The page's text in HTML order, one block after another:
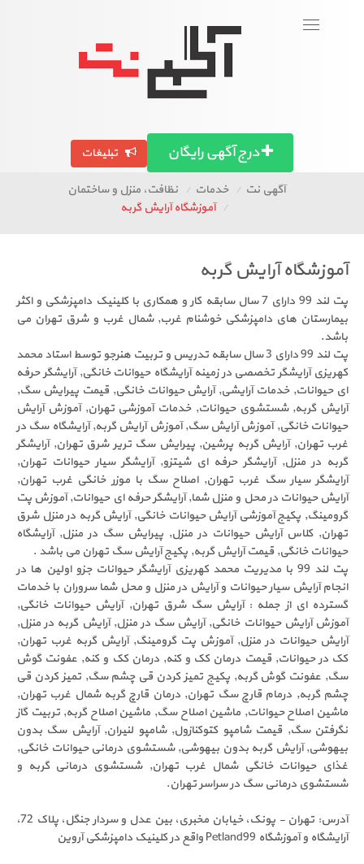
آگهی استان ها
Toggle
درج آگهی رایگان تبلیغات
آگهی نت خدمات
نظافت، منزل و ساختمان
آموزشگاه آرایش گربه
آموزشگاه آرایش گربه
پت لند 99 دارای 7 سال سابقه کار و همکاری با کلینیک دامپزشکی و اکثر
بیمارستان های دامپزشکی خوشنام غرب, شمال غرب و شرق تهران می
باشد.
پت لند 99 دارای 3 سال سابقه تدریس و تربیت هنرجو توسط استاد محمد
کهریزی آرایشگر تخصصی در زمینه آرایشگاه حیوانات خانگی, آرایشگر حرفه
ای حیوانات, خدمات آرایشی, آرایش حیوانات خانگی, قیمت پیرایش سگ,
آرایش گربه, شستشوی حیوانات, خدمات آموزشی تهران, آموزش آرایش
حیوانات خانگی, آموزش آرایش سگ, آموزش آرایش گربه, آرایشگاه سگ در
غرب تهران, آرایش گربه پرشین, پیرایش سگ تریر شرق تهران, آرایشگر
گربه در منزل, آرایشگر حرفه ای شیتزو, آرایشگر سیار حیوانات تهران,
آرایشگر سیار سگ غرب تهران, اصلاح سگ با موزر خانگی غرب تهران,
آرایش حیوانات در محل و منزل شما, آرایشگر حرفه ای حیوانات, آموزش پت
گرومینگ, پکیج آموزشی آرایش حیوانات خانگی, آرایش گربه در منزل شرق
تهران, کلاس آرایش حیوانات در منزل, پیرایش سگ در منزل, آرایشگاه
حیوانات خانگی, قیمت آرایش گربه, پکیج آرایش سگ تهران می باشد .
پت لند 99 با مدیریت محمد کهریزی آرایشگر حیوانات جزو اولین ها در
انجام آرایش سیار حیوانات و آرایش در منزل و محل شما سروران با خدمات
گسترده ای از جمله : آرایش سگ شرق تهران, آرایش حیوانات خانگی,
آموزش آرایش حیوانات خانگی, آرایش سگ در منزل, آرایش گربه در منزل,
آرایش حیوانات در منزل, آموزش پت گرومینگ, آرایش گربه غرب تهران,
کک در حیوانات, قیمت درمان کک و کنه, درمان کک و کنه, عفونت گوش
سگ, عفونت گوش گربه, پکیج تمیز کردن قی چشم سگ, تمیز کردن قی
چشم گربه, درمام قارچ سگ تهران, درمان قارچ گربه شمال غرب تهران,
ماشین اصلاح حیوانات, ماشین اصلاح سگ, ماشین اصلاح گربه, تربیت گاز
نگرفتن سگ, قیمت شامپو کتوکنازول, شامپو لنیران, آرایش سگ بدون
بیهوشی, آرایش گربه بدون بیهوشی, شستشوی درمانی حیوانات خانگی,
غذای حیوانات خانگی شمال غرب تهران, شستشوی درمانی گربه و
شستشوی درمانی سگ در سراسر تهران.
آدرس: تهران - پونک، خیابان مخبری، بین عدل و سردار جنگل، پلاک 72،
آرایشگاه و آموزشگاه Petland99 واقع در کلینیک دامپزشکی آروین